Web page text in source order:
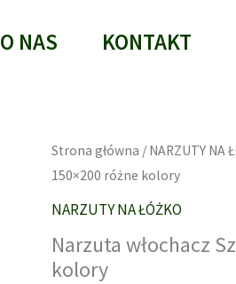
O NAS KONTAKT
Strona główna / NARZUTY NA
150×200 różne kolory
NARZUTY NA ŁÓŻKO
Narzuta włochacz
kolory